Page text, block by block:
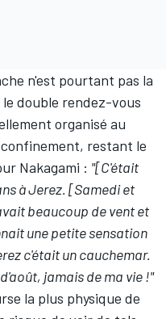
n'est pourtant pas la
double rendez-vous
organisé au
restant le
Nakagami : "[C'était
à Jerez. [Samedi et
beaucoup de vent et
une petite sensation
c'était un cauchemar.
jamais de ma vie !"
la plus physique de